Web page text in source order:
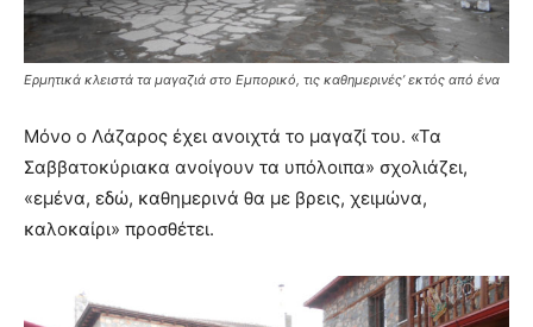
Ερμητικά κλειστά τα μαγαζιά στο Εμπορικό, τις καθημερινές’ εκτός από ένα
Μόνο ο Λάζαρος έχει ανοιχτά το μαγαζί του. «Τα
Σαββατοκύριακα ανοίγουν τα υπόλοιπα» σχολιάζει,
«εμένα, εδώ, καθημερινά θα με βρεις, χειμώνα,
καλοκαίρι» προσθέτει.